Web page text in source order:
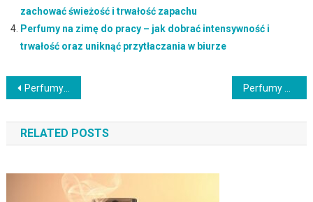
zachować świeżość i trwałość zapachu
Perfumy na zimę do pracy – jak dobrać intensywność i
trwałość oraz uniknąć przytłaczania w biurze
Nawigacja
wpisu
Perfumy na jedwab czy można? Jak bezpiecznie aplikować i nie zrobić plam
RELATED POSTS